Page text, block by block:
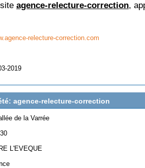
agence-relecture-correction,
relecture-correction.com
2019
agence-relecture-correction
de la Varrée
L'EVEQUE